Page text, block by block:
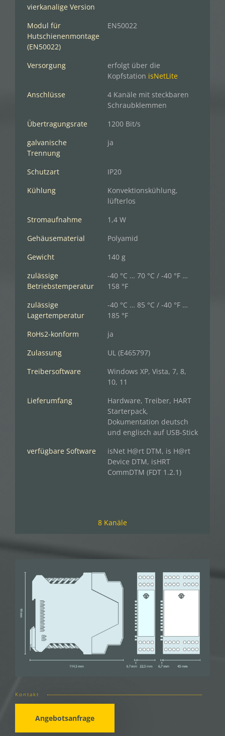
vierkanalige Version
Modul für
Hutschienenmontage
(EN50022)
EN50022
Versorgung
erfolgt über die
Kopfstation isNetLite
Anschlüsse
4 Kanäle mit steckbaren
Schraubklemmen
Übertragungsrate
1200 Bit/s
galvanische
Trennung
ja
Schutzart
IP20
Kühlung
Konvektionskühlung,
lüfterlos
Stromaufnahme
1,4 W
Gehäusematerial
Polyamid
Gewicht
140 g
zulässige
Betriebstemperatur
-40 °C … 70 °C / -40 °F …
158 °F
zulässige
Lagertemperatur
-40 °C … 85 °C / -40 °F …
185 °F
RoHs2-konform
ja
Zulassung
UL (E465797)
Treibersoftware
Windows XP, Vista, 7, 8,
10, 11
Lieferumfang
Hardware, Treiber, HART
Starterpack,
Dokumentation deutsch
und englisch auf USB-Stick
verfügbare Software
isNet H@rt DTM, is H@rt
Device DTM, isHRT
CommDTM (FDT 1.2.1)
8 Kanäle
Kontakt
Angebotsanfrage